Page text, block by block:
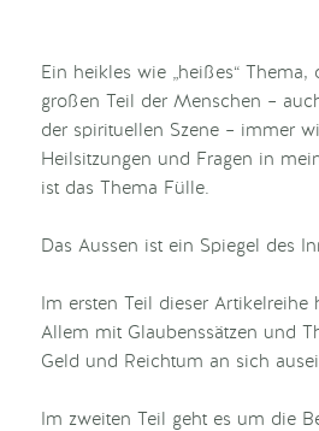
Ein heikles wie „heißes“ Thema,
großen Teil der Menschen –
der spirituellen Szene – immer
Heilsitzungen und Fragen in
ist das Thema Fülle.
Das Aussen ist ein Spiegel des
Im ersten Teil dieser Artikelreihe
Allem mit Glaubenssätzen und
Geld und Reichtum an sich
Im zweiten Teil geht es um die